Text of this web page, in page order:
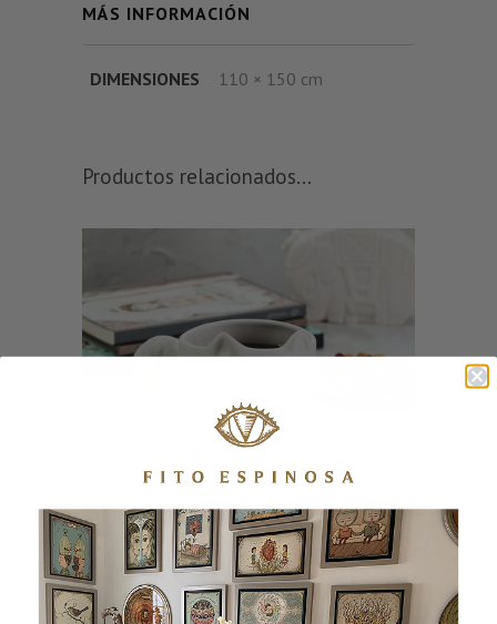
MÁS INFORMACIÓN
DIMENSIONES 110 × 150 cm
Productos relacionados...
MUG GATO